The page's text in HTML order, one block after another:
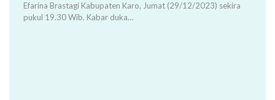
Efarina Brastagi Kabupaten Karo, Jumat (29/12/2023) sekira
pukul 19.30 Wib. Kabar duka…